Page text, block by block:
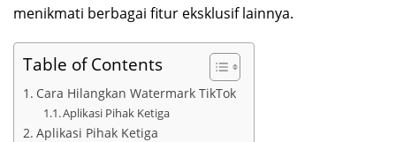
menikmati berbagai fitur eksklusif lainnya.
Table of Contents
Cara Hilangkan Watermark TikTok
Aplikasi Pihak Ketiga
Aplikasi Pihak Ketiga